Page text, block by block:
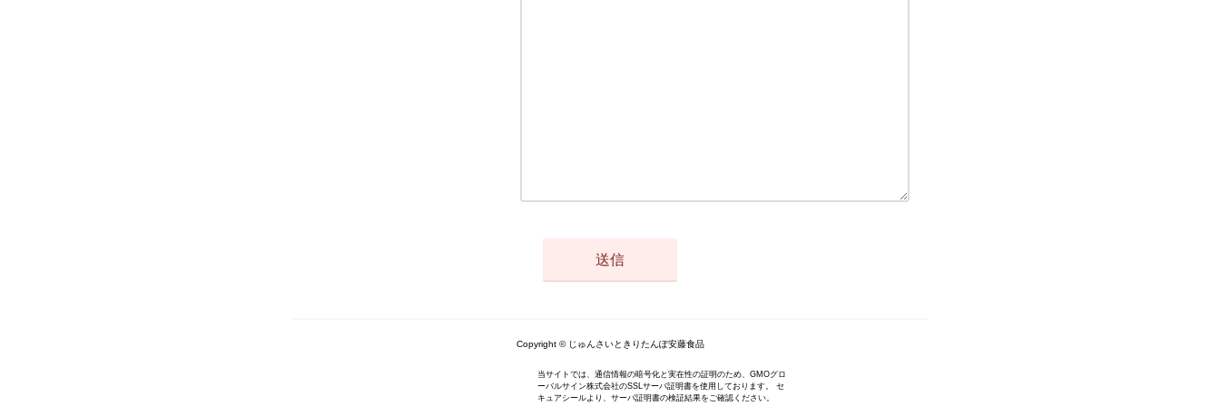
Copyright © じゅんさいときりたんぽ安藤食品
当サイトでは、通信情報の暗号化と実在性の証明のため、GMOグロ
ーバルサイン株式会社のSSLサーバ証明書を使用しております。 セ
キュアシールより、サーバ証明書の検証結果をご確認ください。